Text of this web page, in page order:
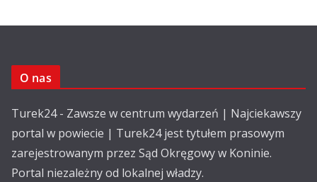
O nas
Turek24 - Zawsze w centrum wydarzeń | Najciekawszy
portal w powiecie | Turek24 jest tytułem prasowym
zarejestrowanym przez Sąd Okręgowy w Koninie.
Portal niezależny od lokalnej władzy.